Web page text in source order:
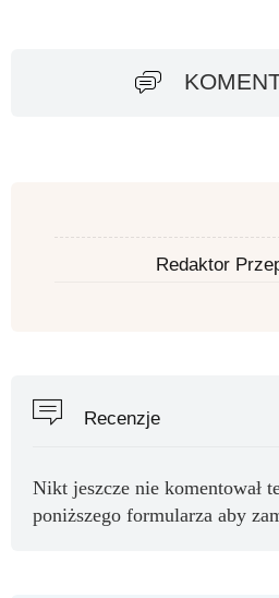
Redaktor
Recenzje
Nikt jeszcze nie komentował
poniższego formularza aby